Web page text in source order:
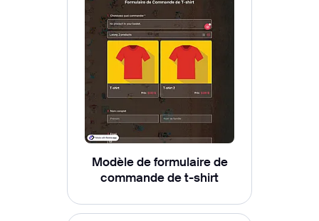
Modèle de formulaire de
commande de t-shirt